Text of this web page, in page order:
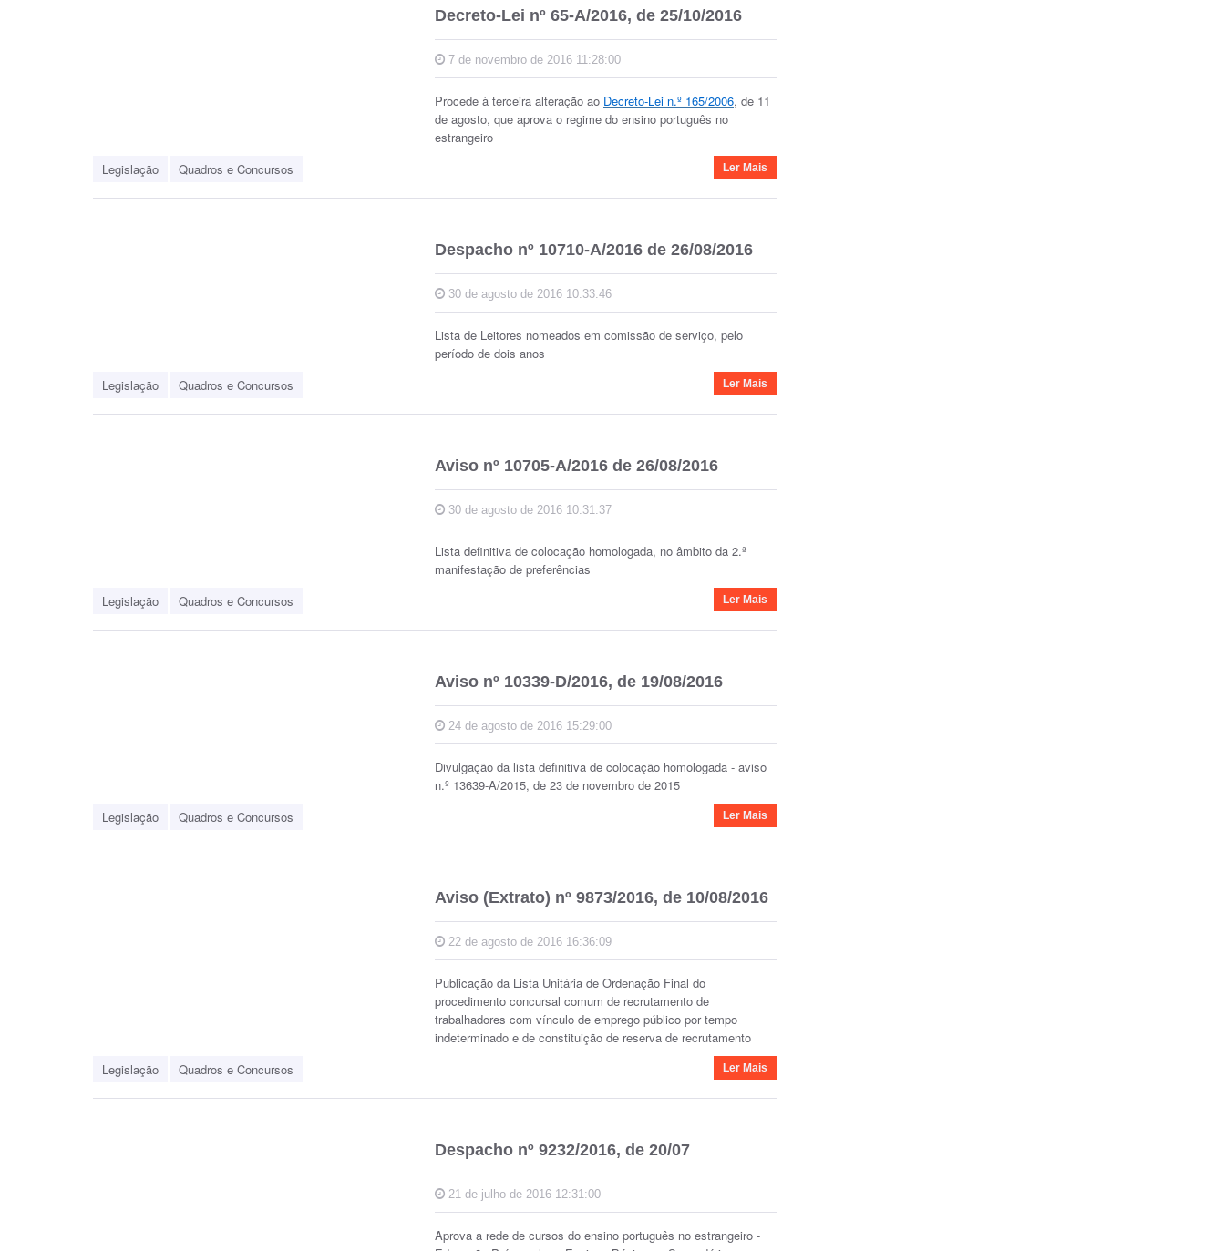
Decreto-Lei nº 65-A/2016, de 25/10/2016
7 de novembro de 2016 11:28:00
Procede à terceira alteração ao Decreto-Lei n.º 165/2006, de 11
de agosto, que aprova o regime do ensino português no
estrangeiro
Legislação
Quadros e Concursos Ler Mais
Despacho nº 10710-A/2016 de 26/08/2016
30 de agosto de 2016 10:33:46
Lista de Leitores nomeados em comissão de serviço, pelo
período de dois anos
Legislação
Quadros e Concursos Ler Mais
Aviso nº 10705-A/2016 de 26/08/2016
30 de agosto de 2016 10:31:37
Lista definitiva de colocação homologada, no âmbito da 2.ª
manifestação de preferências
Legislação
Quadros e Concursos Ler Mais
Aviso nº 10339-D/2016, de 19/08/2016
24 de agosto de 2016 15:29:00
Divulgação da lista definitiva de colocação homologada - aviso
n.º 13639-A/2015, de 23 de novembro de 2015
Legislação
Quadros e Concursos Ler Mais
Aviso (Extrato) nº 9873/2016, de 10/08/2016
22 de agosto de 2016 16:36:09
Publicação da Lista Unitária de Ordenação Final do
procedimento concursal comum de recrutamento de
trabalhadores com vínculo de emprego público por tempo
indeterminado e de constituição de reserva de recrutamento
Legislação
Quadros e Concursos Ler Mais
Despacho nº 9232/2016, de 20/07
21 de julho de 2016 12:31:00
Aprova a rede de cursos do ensino português no estrangeiro -